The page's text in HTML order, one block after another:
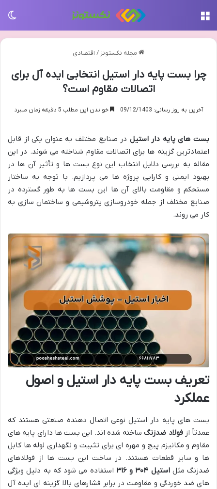
مجله نکستونز / اقتصادی
چرا بست پایه دار استیل انتخابی ایده آل برای
اتصالات مقاوم است؟
آخرین به روز رسانی: 09/12/1403 خواندن این مطلب 5 دقیقه زمان میبرد
بست های پایه دار استیل در صنایع مختلف به عنوان یکی از قابل
اعتمادترین گزینه ها برای اتصالات مقاوم شناخته می شوند. در این
مقاله به بررسی دلایل انتخاب این نوع بست ها و تأثیر آن ها در
بهبود ایمنی و کارایی پروژه ها می پردازیم. با توجه به ساختار
مستحکم و مقاومت بالای آن ها این بست ها به طور گسترده در
صنایع مختلف از جمله خودروسازی پتروشیمی و ساختمان سازی به
کار می روند.
تعریف بست پایه دار استیل و اصول
عملکرد
بست های پایه دار استیل نوعی اتصال دهنده صنعتی هستند که
عمدتاً ازفولاد ضدزنگساخته شده اند. این بست ها دارای پایه های
مقاوم و مکانیزم پیچ و مهره ای برای تثبیت و نگهداری لوله ها کابل
ها و سایر قطعات هستند. در ساخت این بست ها از فولادهای
ضدزنگ مثلاستیل ۳۰۴ و ۳۱۶
استفاده می شود که به دلیل ویژگی
های ضد خوردگی و مقاومت در برابر فشارهای بالا گزینه ای ایده آل